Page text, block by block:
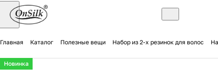
Главная Каталог Полезные вещи Набор из 2-х резинок для волос
Новинка